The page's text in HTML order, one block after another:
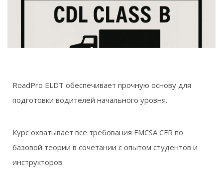
RoadPro ELDT обеспечивает прочную основу для
подготовки водителей начального уровня.
Курс охватывает все требования FMCSA CFR по
базовой теории в сочетании с опытом студентов и
инструкторов.